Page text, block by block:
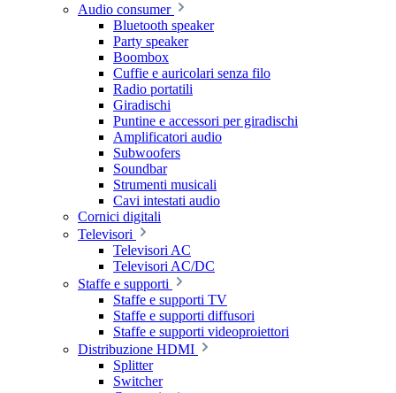
Audio consumer
Bluetooth speaker
Party speaker
Boombox
Cuffie e auricolari senza filo
Radio portatili
Giradischi
Puntine e accessori per giradischi
Amplificatori audio
Subwoofers
Soundbar
Strumenti musicali
Cavi intestati audio
Cornici digitali
Televisori
Televisori AC
Televisori AC/DC
Staffe e supporti
Staffe e supporti TV
Staffe e supporti diffusori
Staffe e supporti videoproiettori
Distribuzione HDMI
Splitter
Switcher